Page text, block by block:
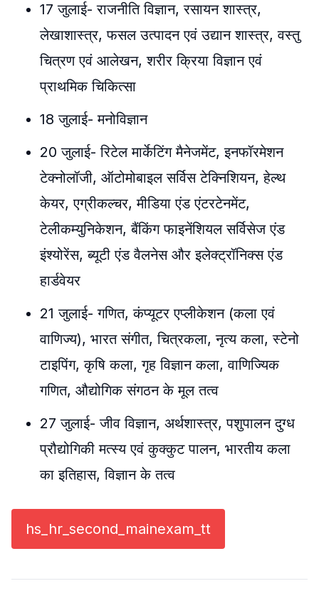
17 जुलाई- राजनीति विज्ञान, रसायन शास्त्र,
लेखाशास्त्र, फसल उत्पादन एवं उद्यान शास्त्र, वस्तु
चित्रण एवं आलेखन, शरीर क्रिया विज्ञान एवं
प्राथमिक चिकित्सा
18 जुलाई- मनोविज्ञान
20 जुलाई- रिटेल मार्केटिंग मैनेजमेंट, इनफॉरमेशन
टेक्नोलॉजी, ऑटोमोबाइल सर्विस टेक्निशियन, हेल्थ
केयर, एग्रीकल्चर, मीडिया एंड एंटरटेनमेंट,
टेलीकम्युनिकेशन, बैंकिंग फाइनेंशियल सर्विसेज एंड
इंश्योरेंस, ब्यूटी एंड वैलनेस और इलेक्ट्रॉनिक्स एंड
हार्डवेयर
21 जुलाई- गणित, कंप्यूटर एप्लीकेशन (कला एवं
वाणिज्य), भारत संगीत, चित्रकला, नृत्य कला, स्टेनो
टाइपिंग, कृषि कला, गृह विज्ञान कला, वाणिज्यिक
गणित, औद्योगिक संगठन के मूल तत्व
27 जुलाई- जीव विज्ञान, अर्थशास्त्र, पशुपालन दुग्ध
प्रौद्योगिकी मत्स्य एवं कुक्कुट पालन, भारतीय कला
का इतिहास, विज्ञान के तत्व
hs_hr_second_mainexam_tt